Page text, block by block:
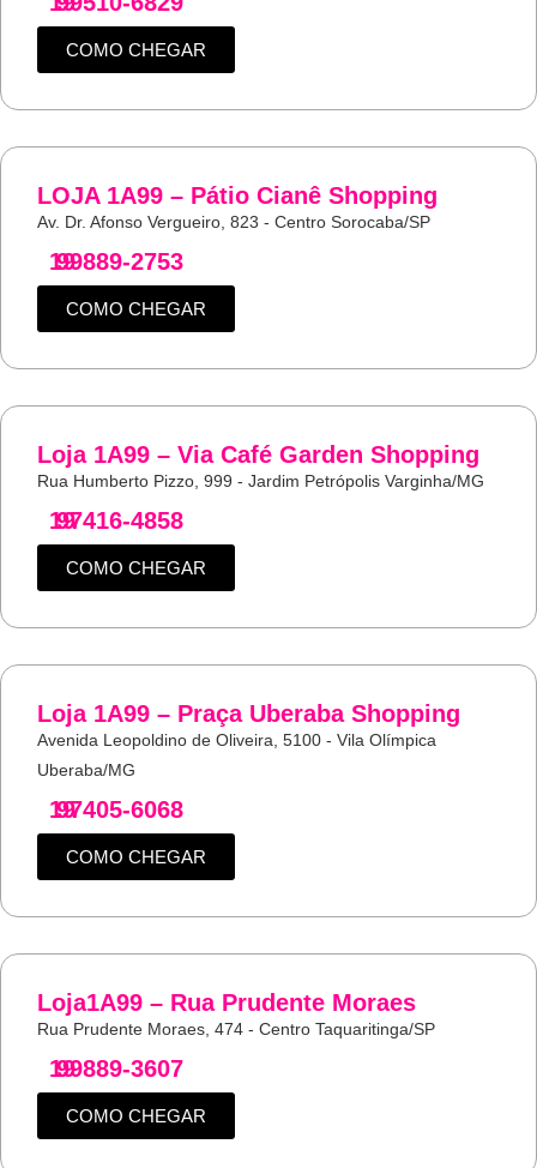
COMO CHEGAR
LOJA 1A99 – Pátio Cianê Shopping
Av. Dr. Afonso Vergueiro, 823 - Centro Sorocaba/SP
19
99889-2753
COMO CHEGAR
Loja 1A99 – Via Café Garden Shopping
Rua Humberto Pizzo, 999 - Jardim Petrópolis Varginha/MG
19
97416-4858
COMO CHEGAR
Loja 1A99 – Praça Uberaba Shopping
Avenida Leopoldino de Oliveira, 5100 - Vila Olímpica
Uberaba/MG
19
97405-6068
COMO CHEGAR
Loja1A99 – Rua Prudente Moraes
Rua Prudente Moraes, 474 - Centro Taquaritinga/SP
19
99889-3607
COMO CHEGAR